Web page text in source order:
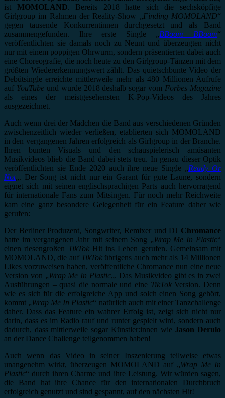
ist MOMOLAND. Bereits 2018 hatte sich die sechsköpfige
Girlgroup im Rahmen der Reality-Show „Finding MOMOLAND“
gegen tausende Konkurrentinnen durchgesetzt und als Band
zusammengefunden. Ihre erste Single „BBoom BBoom“
veröffentlichten sie damals noch zu Neunt und überzeugten nicht
nur mit einem poppigen Ohrwurm, sondern präsentierten dabei auch
eine Choreografie, die noch heute zu den Girlgroup-Tänzen mit dem
größten Wiedererkennungswert zählt. Das quietschbunte Video der
Debütsingle erreichte mittlerweile mehr als 480 Millionen Aufrufe
auf YouTubeund wurde 2018 deshalb sogar vom Forbes Magazine
als eines der meistgesehensten K-Pop-Videos des Jahres
ausgezeichnet.
Auch wenn drei der Mädchen die Band aus verschiedenen Gründen
zwischenzeitlich wieder verließen, etablierten sich MOMOLAND
in den vergangenen Jahren erfolgreich als Girlgroup in der Branche.
Ihren bunten Visuals und den schauspielerisch amüsanten
Musikvideos blieb die Band dabei stets treu. In genau dieser Optik
veröffentlichten sie Ende 2020 auch ihre neue Single „Ready Or
Not„. Der Song ist nicht nur ein Garant für gute Laune, sondern
eignet sich mit seinen englischsprachigen Parts auch hervorragend
für internationale Fans zum Mitsingen. Für noch mehr Reichweite
kam eine ganz besondere Gelegenheit für ein Feature daher wie
gerufen:
Der Berliner Produzent, Songwriter, Remixer und DJ Chromance
hatte im vergangenen Jahr mit seinem Song „Wrap Me In Plastic“
einen riesengroßen TikTokHit ins Leben gerufen. Gemeinsam mit
MOMOLAND, die auf TikTok übrigens auch mehr als 14 Millionen
Likes vorzuweisen haben, veröffentliche Chromance nun eine neue
Version von „Wrap Me In Plastic„. Das Musikvideo gibt es in zwei
Ausführungen – quasi die normale und eine TikTokVersion. Denn
wie es sich für die erfolgreiche App und solch einen Song gehört,
kommt „Wrap Me In Plastic“ natürlich auch mit einer Tanzchallenge
daher. Dass das Feature ein wahrer Erfolg ist, zeigt sich nicht nur
darin, dass es im Radio rauf und runter gespielt wird, sondern auch
dadurch, dass mittlerweile sogar Künstler:innen wie Jason Derulo
an der Dance Challenge teilgenommen haben!
Auch wenn das Video in seiner Inszenierung teilweise etwas
unangenehm wirkt, überzeugen MOMOLAND auf „Wrap Me In
Plastic“ durch ihren Charme und ihre Leistung. Wir würden sagen,
die Band hat ihre Chance für den internationalen Durchbruch
erfolgreich genutzt und sind gespannt, auf den nächsten Hit!